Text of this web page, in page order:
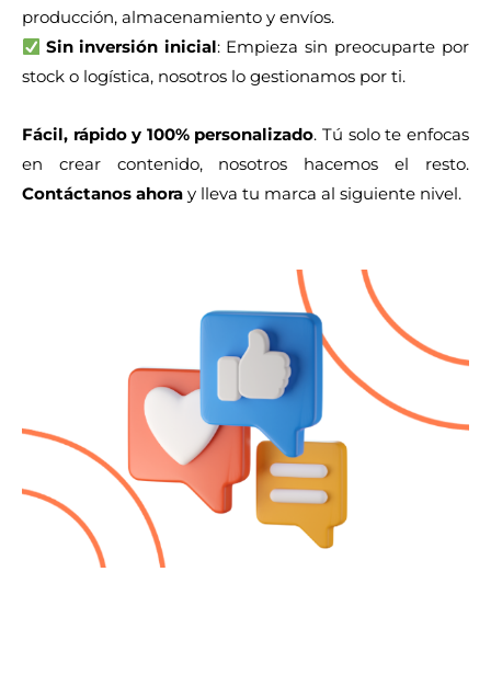
producción, almacenamiento y envíos.
Sin inversión inicial : Empieza sin preocuparte por
stock o logística, nosotros lo gestionamos por ti.
Fácil, rápido y 100% personalizado. Tú solo te enfocas
en crear contenido, nosotros hacemos el resto.
Contáctanos ahora y lleva tu marca al siguiente nivel.